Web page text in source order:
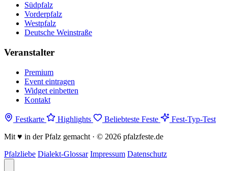
Südpfalz
Vorderpfalz
Westpfalz
Deutsche Weinstraße
Veranstalter
Premium
Event eintragen
Widget einbetten
Kontakt
Festkarte Highlights Beliebteste Feste
Fest-Typ-Test
Mit ♥ in der Pfalz gemacht · © 2026 pfalzfeste.de
Pfalzliebe Dialekt-Glossar Impressum Datenschutz